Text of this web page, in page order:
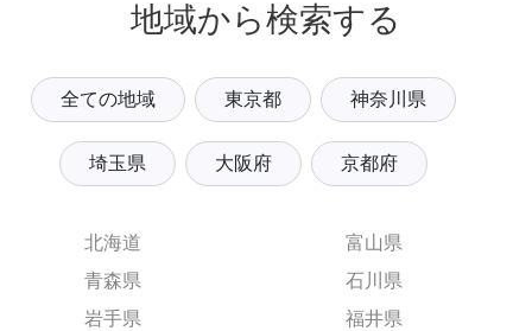
地域から検索する
全ての地域 東京都 神奈川県
埼玉県 大阪府 京都府
北海道
青森県
岩手県
富山県
石川県
福井県